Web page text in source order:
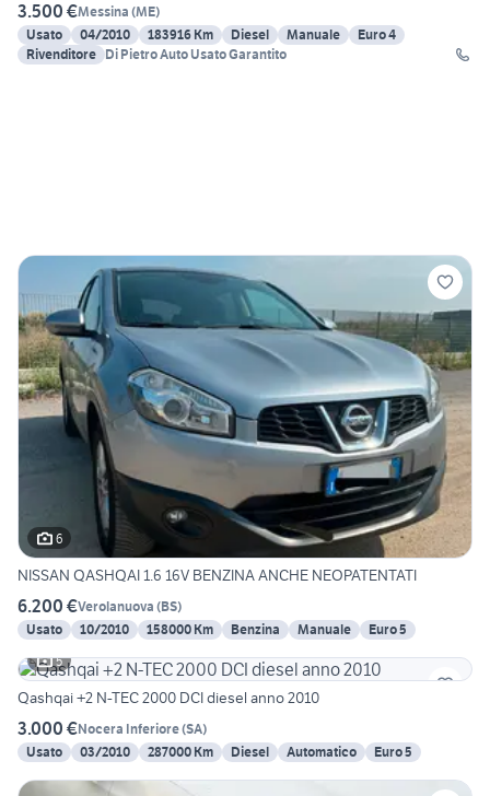
3.500 €Messina (ME)
Usato
04/2010 183916 Km Diesel Manuale
Euro 4
Rivenditore Di Pietro Auto Usato Garantito
6
NISSAN QASHQAI 1.6 16V BENZINA ANCHE NEOPATENTATI
6.200 €Verolanuova (BS)
Usato
10/2010 158000 Km Benzina Manuale
Euro 5
5
Qashqai +2 N-TEC 2000 DCI diesel anno 2010
3.000 €Nocera Inferiore(SA)
Usato
03/2010 287000 Km Diesel Automatico Euro 5